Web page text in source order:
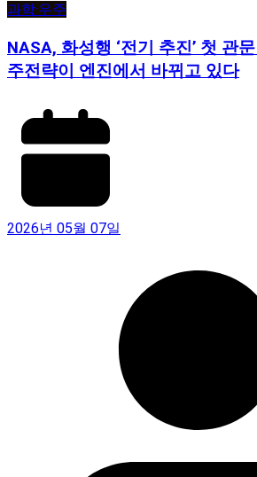
과학·우주
NASA, 화성행 ‘전기 추진’ 첫 관
주전략이 엔진에서 바뀌고 있다
2026년 05월 07일